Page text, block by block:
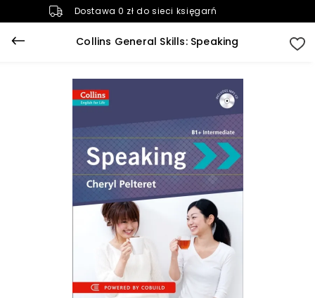
Dostawa 0 zł do sieci księgarń
Collins General Skills: Speaking